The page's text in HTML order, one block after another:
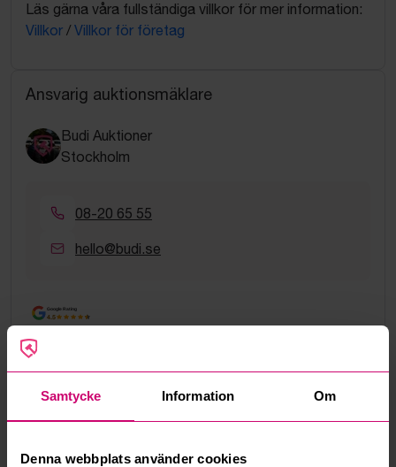
Samtycke Information Om
Denna webbplats använder cookies
Läs gärna våra fullständiga villkor för mer information:
Villkor / Villkor för företag
Ansvarig auktionsmäklare
Budi Auktioner
Stockholm
08-20 65 55
hello@budi.se
Google Rating
4.5
Vanliga frågor och svar
Hur fungerar manuella bud?